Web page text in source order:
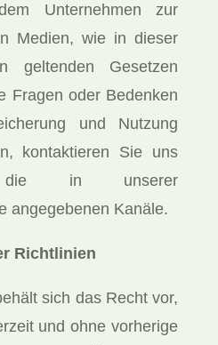
Unternehmen zur
Medien, wie in dieser
geltenden Gesetzen
Fragen oder Bedenken
und Nutzung
kontaktieren Sie uns
in unserer
angegebenen Kanäle.
Richtlinien
sich das Recht vor,
und ohne vorherige